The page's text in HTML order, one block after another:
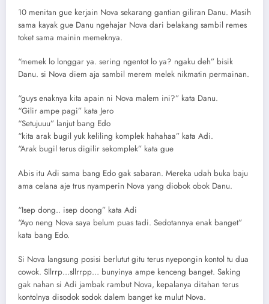
10 menitan gue kerjain Nova sekarang gantian giliran Danu. Masih
sama kayak gue Danu ngehajar Nova dari belakang sambil remes
toket sama mainin memeknya.
“memek lo longgar ya. sering ngentot lo ya? ngaku deh” bisik
Danu. si Nova diem aja sambil merem melek nikmatin permainan.
“guys enaknya kita apain ni Nova malem ini?” kata Danu.
“Gilir ampe pagi” kata Jero
“Setujuuu” lanjut bang Edo
“kita arak bugil yuk keliling komplek hahahaa” kata Adi.
“Arak bugil terus digilir sekomplek” kata gue
Abis itu Adi sama bang Edo gak sabaran. Mereka udah buka baju
ama celana aje trus nyamperin Nova yang diobok obok Danu.
“Isep dong.. isep doong” kata Adi
“Ayo neng Nova saya belum puas tadi. Sedotannya enak banget”
kata bang Edo.
Si Nova langsung posisi berlutut gitu terus nyepongin kontol tu dua
cowok. Sllrrp…sllrrpp… bunyinya ampe kenceng banget. Saking
gak nahan si Adi jambak rambut Nova, kepalanya ditahan terus
kontolnya disodok sodok dalem banget ke mulut Nova.